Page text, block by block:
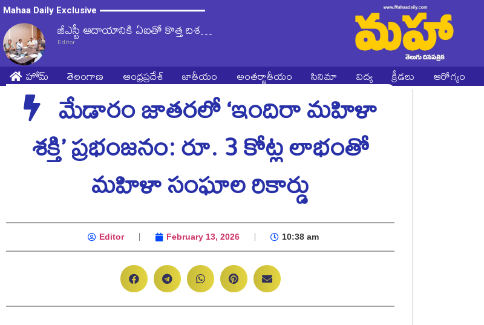
Mahaa Daily Exclusive
జీఎస్టీ ఆదాయానికి ఏఐతో కొత్త దిశ…
Editor
హోమ్ తెలంగాణ ఆంధ్రప్రదేశ్ జాతీయం అంతర్జాతీయం సినిమా విద్య క్రీడలు ఆరోగ్యం
మేడారం జాతరలో ‘ఇందిరా మహిళా
శక్తి’ ప్రభంజనం: రూ. 3 కోట్ల లాభంతో
మహిళా సంఘాల రికార్డు
Editor February 13, 2026 10:38 am